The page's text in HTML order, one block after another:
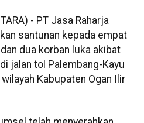
- PT Jasa Raharja
santunan kepada empat
dua korban luka akibat
jalan tol Palembang-Kayu
Kabupaten Ogan Ilir